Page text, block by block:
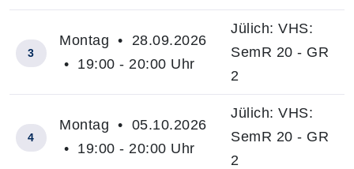
3
Montag • 28.09.2026
• 19:00 - 20:00 Uhr
Jülich: VHS:
SemR 20 - GR
2
4
Montag • 05.10.2026
• 19:00 - 20:00 Uhr
Jülich: VHS:
SemR 20 - GR
2